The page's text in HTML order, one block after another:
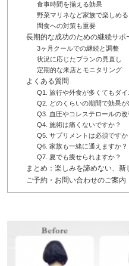
食事時間を揃える効果
野菜マリネなど家族で楽しめ
間食への対策も重要
長期的な成功のための継続サポ
3ヶ月クールでの継続と調整
状況に応じたプランの見直し
定期的な来店とモニタリング
よくある質問
Q1. 旅行や外食が多くてもダイ
Q2. どのくらいの期間で効果が
Q3. 血圧やコレステロールの
Q4. 施術は痛くないですか？
Q5. サプリメントは必須ですか
Q6. 家族も一緒に通えますか？
Q7. 夏でも痩せられますか？
まとめ：楽しみを諦めない、新
ご予約・お問い合わせのご案内